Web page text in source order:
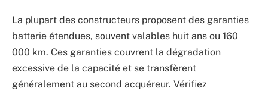
La plupart des constructeurs proposent des garanties
batterie étendues, souvent valables huit ans ou 160
000 km. Ces garanties couvrent la dégradation
excessive de la capacité et se transfèrent
généralement au second acquéreur. Vérifiez